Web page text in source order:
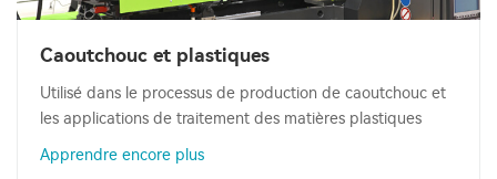
Caoutchouc et plastiques
Utilisé dans le processus de production de caoutchouc et
les applications de traitement des matières plastiques
Apprendre encore plus